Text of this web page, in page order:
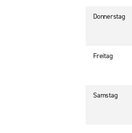
Donnerstag
Freitag
Samstag